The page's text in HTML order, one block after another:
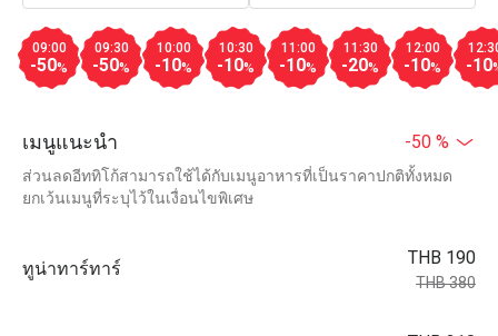
09:00
-50%
09:30
-50%
10:00
-10%
10:30
-10%
11:00
-10%
11:30
-20%
12:00
-10% -10
เมนูแนะนำ -50 %
ส่วนลดอีททิโก้สามารถใช้ได้กับเมนูอาหารที่เป็นราคาปกติทั้งหมด
ยกเว้นเมนูที่ระบุไว้ในเงื่อนไขพิเศษ
ทูน่าทาร์ทาร์
THB 190
THB 380